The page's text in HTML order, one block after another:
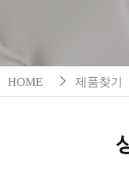
HOME 제품찾기